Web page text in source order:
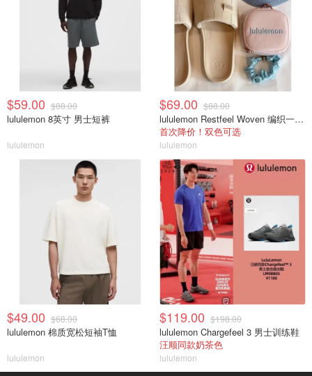
$59.00 $88.00
lululemon 8英寸 男士短裤
lululemon
$69.00 $88.00
lululemon Restfeel Woven 编织一字拖
首次降价！双色可选
lululemon
$49.00 $68.00
lululemon 棉质宽松短袖T恤
lululemon
$119.00 $198.00
lululemon Chargefeel 3 男士训练鞋
汪顺同款奶茶色
lululemon